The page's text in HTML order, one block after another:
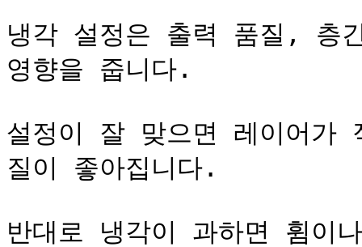
냉각 설정은 출력 품질, 층
영향을 줍니다.
설정이 잘 맞으면 레이어가
질이 좋아집니다.
반대로 냉각이 과하면 휨이